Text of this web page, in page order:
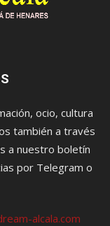
ocio, cultura
también a través
a nuestro boletín
por Telegram o
alcala.com